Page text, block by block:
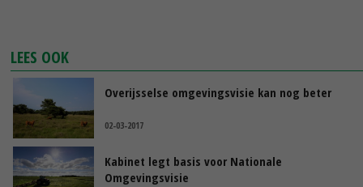
LEES OOK
Overijsselse omgevingsvisie kan nog beter
02-03-2017
Kabinet legt basis voor Nationale
Omgevingsvisie